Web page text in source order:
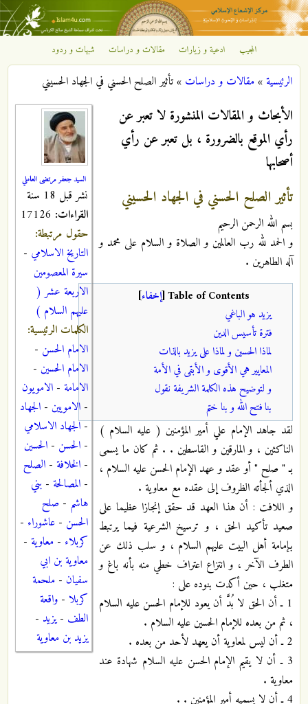
تجاوز إلى المحتوى الرئيسي
مركز
الإشعاع
الإسلامي
المجيب ادعية و زيارات مقالات و دراسات شبهات و ردود
أنت هنا
الرئيسية»مقالات و دراسات »تأثير الصلح الحسني في الجهاد الحسيني
السيد جعفر مرتضى العاملي
نشر قبل 18 سنة
القراءات:
حقول مرتبطة:
التاريخ الاسلامي -
سيرة المعصومين
الاربعة عشر (
عليهم السلام )
الكلمات الرئيسية:
الامام الحسن -
الامام الحسين -
الامامة - الامويون
- الامويين - الجهاد
-الجهاد الاسلامي
- الحسن - الحسين
- الخلافة - الصلح
- المصالحة - بني
هاشم - صلح
الحسن - عاشوراء -
كربلاء - معاوية -
معاوية بن ابي
سفيان - ملحمة
كربلا - واقعة
الطف -يزيد -
يزيد بن معاوية
الأبحاث و المقالات المنشورة لا تعبر عن
رأي الموقع بالضرورة ، بل تعبر عن رأي
أصحابها
تأثير الصلح الحسني في الجهاد الحسيني
بسم الله الرحمن الرحيم
و الحمد لله رب العالمين و الصلاة و السلام على محمد و
آله الطاهرين .
Table of Contents
[إخفاء]
يزيد هو الباغي
فترة تأسيس الدين
لماذا الحسين و لماذا على يزيد بالذات
المعايير هي الأقوى و الأبقى في الأمة
و لتوضيح هذه الكلمة الشريفة نقول
بنا فتح الله و بنا ختم
لقد جاهد الإمام علي أمير المؤمنين ( عليه السلام )
الناكثين ، و المارقين و القاسطين . . ثم كان ما يسمى
بـ " صلح " أو عقد و عهد الإمام الحسن عليه السلام ،
الذي ألجأته الظروف إلى عقده مع معاوية .
و اللافت : أن هذا العهد قد حقق إنجازا عظيما على
صعيد تأكيد الحق ، و ترسيخ الشرعية فيما يرتبط
بإمامة أهل البيت عليهم السلام ، و سلب ذلك عن
الطرف الآخر ، و انتزاع اعتراف خطي منه بأنه باغ و
متغلب ، حين أكدت بنوده على :
1 ـ أن الحق لا بُدَّ أن يعود للإمام الحسن عليه السلام
، ثم من بعده للإمام الحسين عليه السلام .
2 ـ أن ليس لمعاوية أن يعهد لأحد من بعده .
3 ـ أن لا يقيم الإمام الحسن عليه السلام شهادة عند
معاوية .
4 ـ أن لا يسميه أمير المؤمنين . .